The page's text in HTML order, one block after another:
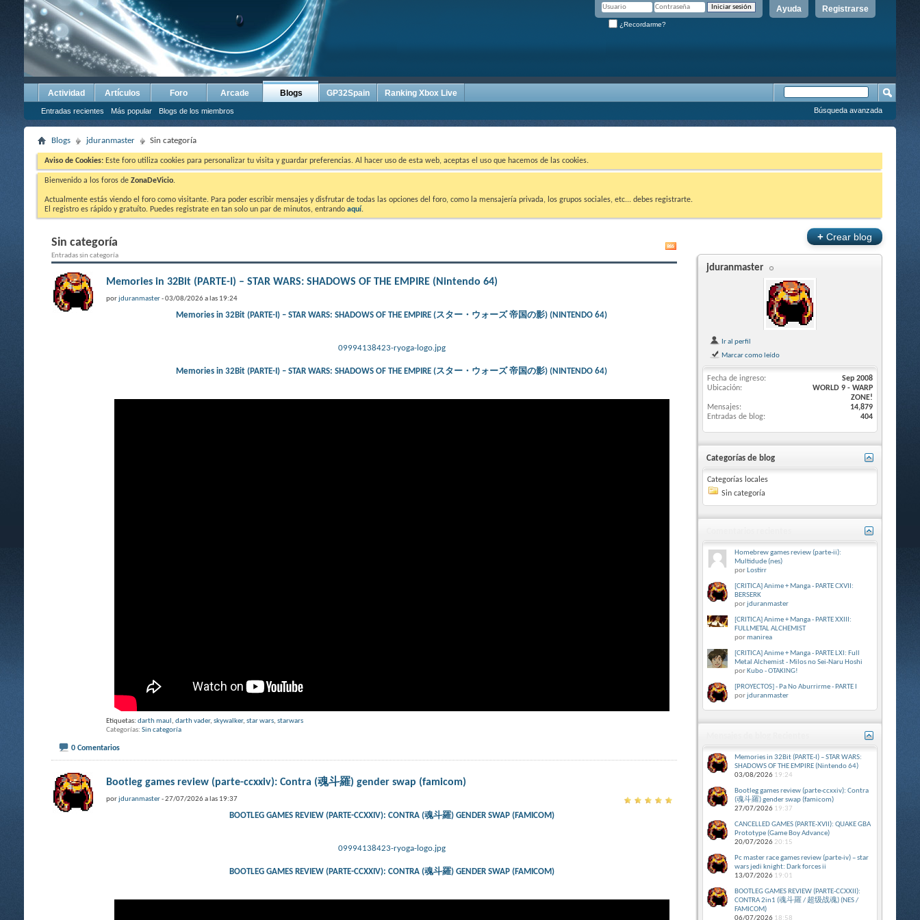
Registrarse
Ayuda
¿Recordarme?
Actividad Artículos Foro Arcade Blogs
Entradas recientes Más popular Blogs de los miembros
GP32Spain Ranking Xbox Live
Búsqueda avanzada
Blogs jduranmaster Sin categoría
Aviso de Cookies: Este foro utiliza cookies para personalizar tu visita y guardar preferencias. Al hacer uso de esta web, aceptas el uso que hacemos de las cookies.
Bienvenido a los foros de ZonaDeVicio.
Actualmente estás viendo el foro como visitante. Para poder escribir mensajes y disfrutar de todas las opciones del foro, como la mensajería privada, los grupos sociales, etc... debes registrarte.
El registro es rápido y gratuíto. Puedes registrate en tan solo un par de minutos, entrando aquí.
Sin categoría
Entradas sin categoría
Memories in 32Bit (PARTE-I) – STAR WARS: SHADOWS OF THE EMPIRE (Nintendo 64)
porjduranmaster- 03/08/2026 a las 19:24
Memories in 32Bit (PARTE-I) – STAR WARS: SHADOWS OF THE EMPIRE (スター・ウォーズ 帝国の影) (NINTENDO 64)
09994138423-ryoga-logo.jpg
Memories in 32Bit (PARTE-I) – STAR WARS: SHADOWS OF THE EMPIRE (スター・ウォーズ 帝国の影) (NINTENDO 64)
Etiquetas: darth maul , darth vader, skywalker, star wars, starwars
Categorías Sin categoría
0 Comentarios
Bootleg games review (parte-ccxxiv): Contra (魂斗羅) gender swap (famicom)
porjduranmaster- 27/07/2026 a las 19:37
BOOTLEG GAMES REVIEW (PARTE-CCXXIV): CONTRA (魂斗羅) GENDER SWAP (FAMICOM)
09994138423-ryoga-logo.jpg
BOOTLEG GAMES REVIEW (PARTE-CCXXIV): CONTRA (魂斗羅) GENDER SWAP (FAMICOM)
+Crear blog
jduranmaster
Ir al perfil
Marcar como leído
Fecha de ingreso
Sep 2008
Ubicación
WORLD 9 - WARP
ZONE!
Mensajes
14,879
Entradas de blog
404
Categorías de blog
Categorías locales
Sin categoría
Homebrew games review (parte-ii):
Multidude (nes)
por Lostirr
[CRITICA] Anime + Manga - PARTE CXVII:
BERSERK
porjduranmaster
[CRITICA] Anime + Manga - PARTE XXIII:
FULLMETAL ALCHEMIST
pormanirea
[CRITICA] Anime + Manga - PARTE LXI: Full
Metal Alchemist - Milos no Sei-Naru Hoshi
por Kubo - OTAKING!
[PROYECTOS] - Pa No Aburrirme - PARTE I
porjduranmaster
Memories in 32Bit (PARTE-I) – STAR WARS:
SHADOWS OF THE EMPIRE (Nintendo 64)
03/08/2026 19:24
Bootleg games review (parte-ccxxiv): Contra
(魂斗羅) gender swap (famicom)
27/07/2026 19:37
CANCELLED GAMES (PARTE-XVII): QUAKE GBA
Prototype (Game Boy Advance)
20/07/2026 20:15
Pc master race games review (parte-iv) – star
wars jedi knight: Dark forces ii
13/07/2026 19:01
BOOTLEG GAMES REVIEW (PARTE-CCXXII):
CONTRA 2in1 (魂斗羅 / 超级战魂) (NES /
FAMICOM)
06/07/2026 18:58